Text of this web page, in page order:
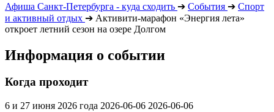
Афиша Санкт-Петербурга - куда сходить ➔ События ➔ Спорт
и активный отдых ➔ Активити-марафон «Энергия лета»
откроет летний сезон на озере Долгом
Информация о событии
Когда проходит
6 и 27 июня 2026 года 2026-06-06 2026-06-06